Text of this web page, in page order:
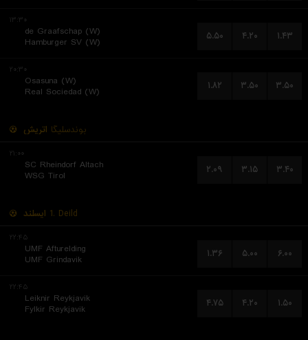
۱۳:۳۰
de Graafschap (W)
Hamburger SV (W)
۵.۵۰ ۴.۲۰ ۱.۴۳
۲۰:۳۰
Osasuna (W)
Real Sociedad (W)
۱.۸۲ ۳.۵۰ ۳.۵۰
اتریش بوندسلیگا
۲۱:۰۰
SC Rheindorf Altach
WSG Tirol
۲.۰۹ ۳.۱۵ ۳.۴۰
ایسلند 1. Deild
۲۲:۴۵
UMF Afturelding
UMF Grindavik
۱.۳۶ ۵.۰۰ ۶.۰۰
۲۲:۴۵
Leiknir Reykjavik
Fylkir Reykjavik
۴.۷۵ ۴.۲۰ ۱.۵۰